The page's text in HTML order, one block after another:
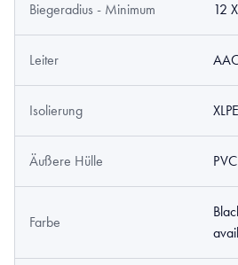
Biegeradius - Minimum 12
Leiter
Isolierung XLPE
Äußere Hülle
Farbe